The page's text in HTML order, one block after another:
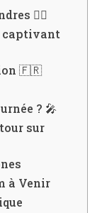
🕵️‍♂️
captivant
🇫🇷
? 🎤
sur
à Venir